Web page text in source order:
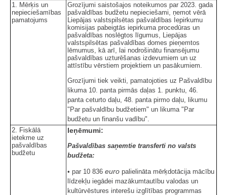
1. Mērķis un
nepieciešamības
pamatojums
Grozījumi saistošajos noteikumos par 2023. gada
pašvaldības budžetu nepieciešami, ņemot vērā
Liepājas valstspilsētas pašvaldības Iepirkumu
komisijas pabeigtās iepirkuma procedūras un
pašvaldības noslēgtos līgumus, Liepājas
valstspilsētas pašvaldības domes pieņemtos
lēmumus, kā arī, lai nodrošinātu finansējumu
pašvaldības uzturēšanas izdevumiem un uz
attīstību vērstiem projektiem un pasākumiem.
Grozījumi tiek veikti, pamatojoties uz Pašvaldību
likuma 10. panta pirmās daļas 1. punktu, 46.
panta ceturto daļu, 48. panta pirmo daļu, likumu
"Par pašvaldību budžetiem" un likuma "Par
budžetu un finanšu vadību".
2. Fiskālā
ietekme uz
pašvaldības
budžetu
Ieņēmumi:
Pašvaldības saņemtie transferti no valsts
budžeta:
• par 10 836 euro palielināta mērķdotācija mācību
līdzekļu iegādei mazākumtautību valodas un
kultūrvēstures interešu izglītības programmas